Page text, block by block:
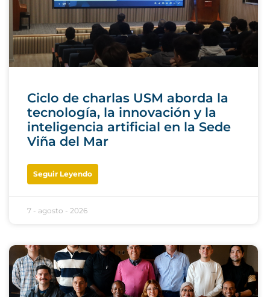
Ciclo de charlas USM aborda la
tecnología, la innovación y la
inteligencia artificial en la Sede
Viña del Mar
Seguir Leyendo
7 - agosto - 2026